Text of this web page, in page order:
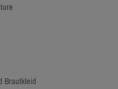
Brautkleid